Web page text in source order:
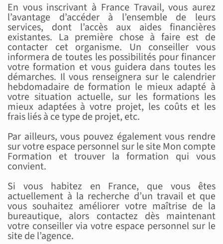
En vous inscrivant à France Travail, vous aurez
l’avantage d’accéder à l’ensemble de leurs
services, dont l’accès aux aides financières
existantes. La première chose à faire est de
contacter cet organisme. Un conseiller vous
informera de toutes les possibilités pour financer
votre formation et vous guidera dans toutes les
démarches. Il vous renseignera sur le calendrier
hebdomadaire de formation le mieux adapté à
votre situation actuelle, sur les formations les
mieux adaptées à votre projet, les coûts et les
frais liés à ce type de projet, etc.
Par ailleurs, vous pouvez également vous rendre
sur votre espace personnel sur le site Mon compte
Formation et trouver la formation qui vous
convient.
Si vous habitez en France, que vous êtes
actuellement à la recherche d’un travail et que
vous souhaitez améliorer votre maîtrise de la
bureautique, alors contactez dès maintenant
votre conseiller via votre espace personnel sur le
site de l’agence.